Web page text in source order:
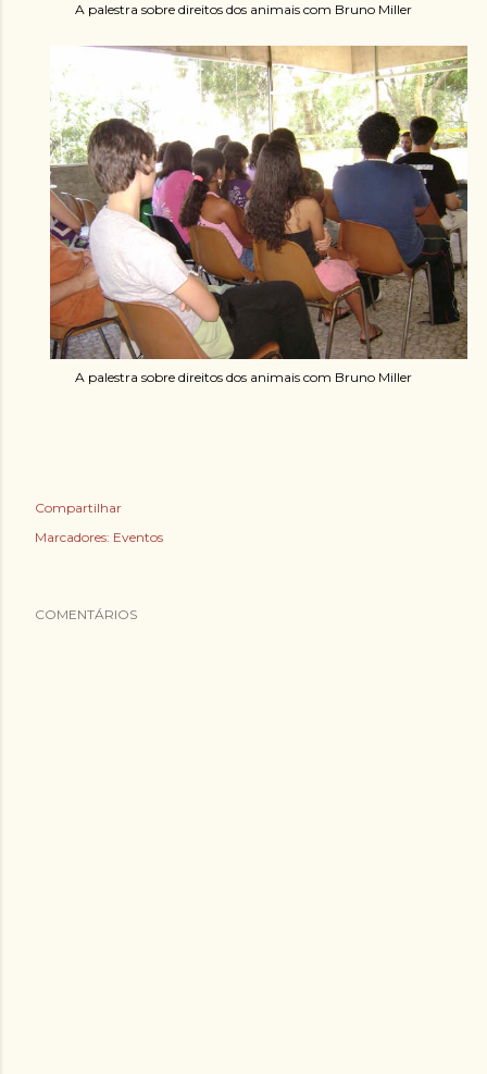
A palestra sobre direitos dos animais com Bruno Miller
A palestra sobre direitos dos animais com Bruno Miller
Compartilhar
Marcadores: Eventos
COMENTÁRIOS